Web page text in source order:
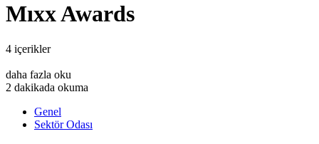
Mıxx Awards
4 içerikler
daha fazla oku
2 dakikada okuma
Genel
Sektör Odası